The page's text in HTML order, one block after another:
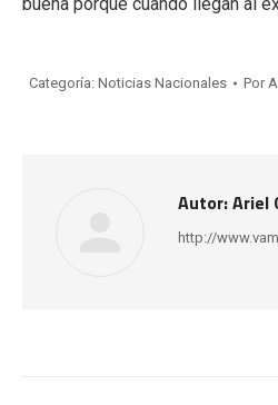
Categoría: Noticias Nacionales Por
Autor:Ariel
http://